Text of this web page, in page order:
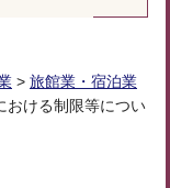
> 旅館業・宿泊業
おける制限等につい